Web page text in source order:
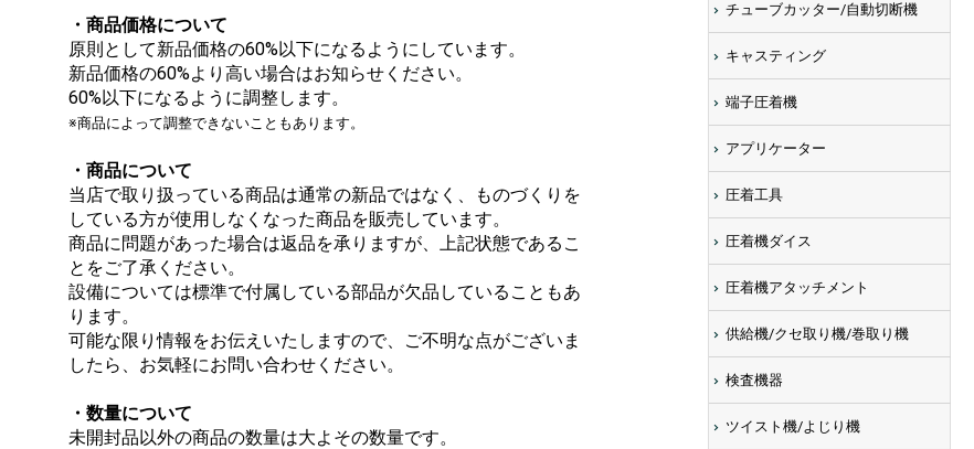
・商品価格について
原則として新品価格の60%以下になるようにしています。
新品価格の60%より高い場合はお知らせください。
60%以下になるように調整します。
※商品によって調整できないこともあります。
・商品について
当店で取り扱っている商品は通常の新品ではなく、ものづくりを
している方が使用しなくなった商品を販売しています。
商品に問題があった場合は返品を承りますが、上記状態であるこ
とをご了承ください。
設備については標準で付属している部品が欠品していることもあ
ります。
可能な限り情報をお伝えいたしますので、ご不明な点がございま
したら、お気軽にお問い合わせください。
・数量について
未開封品以外の商品の数量は大よその数量です。
チューブカッター/自動切断機
キャスティング
端子圧着機
アプリケーター
圧着工具
圧着機ダイス
圧着機アタッチメント
供給機/クセ取り機/巻取り機
検査機器
ツイスト機/よじり機